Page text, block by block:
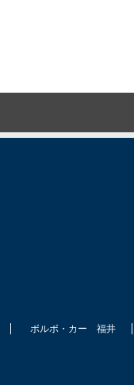
ボルボ・カー 福井